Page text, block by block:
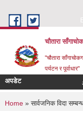
चौतारा
"चौतारा
पर्यटन र पूर्वाधार"
अपडेट
You are
Home » सार्वजनिक विदा